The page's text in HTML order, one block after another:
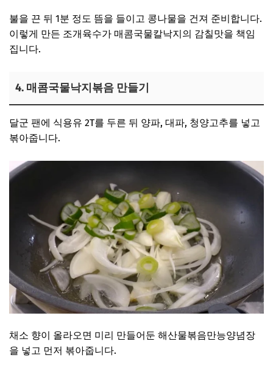
불을 끈 뒤 1분 정도 뜸을 들이고 콩나물을 건져 준비합니다.
이렇게 만든 조개육수가 매콤국물칼낙지의 감칠맛을 책임
집니다.
4. 매콤국물낙지볶음 만들기
달군 팬에 식용유 2T를 두른 뒤 양파, 대파, 청양고추를 넣고
볶아줍니다.
채소 향이 올라오면 미리 만들어둔 해산물볶음만능양념장
을 넣고 먼저 볶아줍니다.